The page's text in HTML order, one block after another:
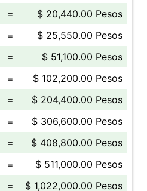
=
$ 20,440.00 Pesos
=
$ 25,550.00 Pesos
=
$ 51,100.00 Pesos
=
$ 102,200.00 Pesos
=
$ 204,400.00 Pesos
=
$ 306,600.00 Pesos
=
$ 408,800.00 Pesos
=
$ 511,000.00 Pesos
=
$ 1,022,000.00 Pesos